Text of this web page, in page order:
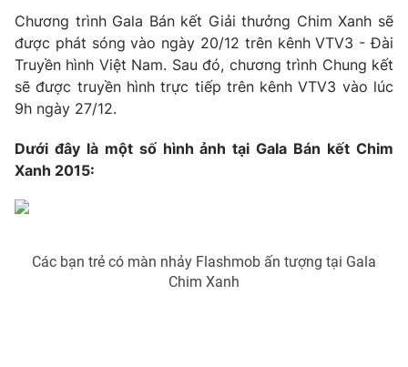
Video Shorts video
VTV Money
VTV Sức khoẻ Bất động sản
Thị trường 24h
VTV4 Vươn mình bằng AI
Chương trình Gala Bán kết Giải thưởng Chim Xanh sẽ
được phát sóng vào ngày 20/12 trên kênh VTV3 - Đài
Truyền hình Việt Nam. Sau đó, chương trình Chung kết
sẽ được truyền hình trực tiếp trên kênh VTV3 vào lúc
9h ngày 27/12.
Dưới đây là một số hình ảnh tại Gala Bán kết Chim
Xanh 2015:
Các bạn trẻ có màn nhảy Flashmob ấn tượng tại Gala
Chim Xanh